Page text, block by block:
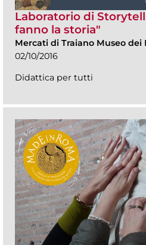
Laboratorio di
fanno la storia"
Mercati di Traiano Museo dei
02/10/2016
Didattica per tutti